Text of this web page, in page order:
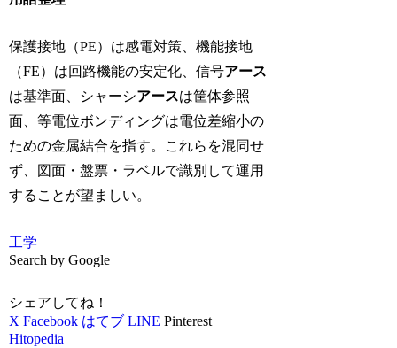
保護接地（PE）は感電対策、機能接地
（FE）は回路機能の安定化、信号アース
は基準面、シャーシアースは筐体参照
面、等電位ボンディングは電位差縮小の
ための金属結合を指す。これらを混同せ
ず、図面・盤票・ラベルで識別して運用
することが望ましい。
工学
Search by Google
シェアしてね！
X Facebook はてブ LINE Pinterest
Hitopedia